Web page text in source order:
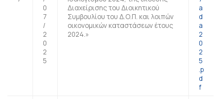
0
7
/
2
0
2
5
Διαχείρισης του Διοικητικού
Συμβουλίου του Δ.Ο.Π. και λοιπών
οικονομικών καταστάσεων έτους
2024.»
a
d
a
2
0
2
5
.p
d
f